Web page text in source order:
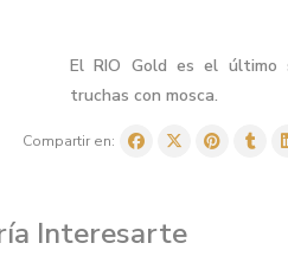
El RIO Gold es el último
truchas con mosca.
Compartir en:
Interesarte